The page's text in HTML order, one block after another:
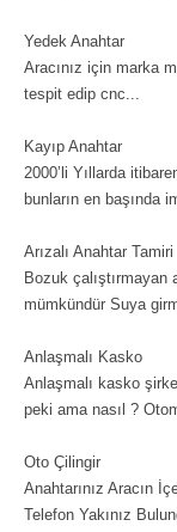
Yedek Anahtar
Aracınız için marka
tespit edip cnc...
Kayıp Anahtar
2000’li Yıllarda
bunların en başında
Arızalı Anahtar Tamiri
Bozuk çalıştırmayan
mümkündür Suya
Anlaşmalı Kasko
Anlaşmalı kasko
peki ama nasıl ?
Oto Çilingir
Anahtarınız Aracın
Telefon Yakınız